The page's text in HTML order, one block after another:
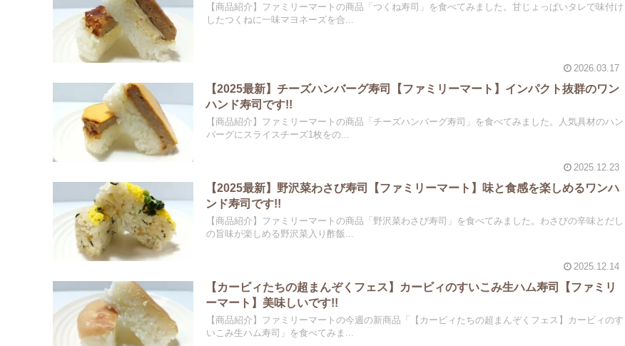
【商品紹介】ファミリーマートの商品「つくね寿司」を食べてみました。甘じょっぱいタレで味付け
したつくねに一味マヨネーズを合...
2026.03.17
【2025最新】チーズハンバーグ寿司【ファミリーマート】インパクト抜群のワン
ハンド寿司です!!
【商品紹介】ファミリーマートの商品「チーズハンバーグ寿司」を食べてみました。人気具材のハン
バーグにスライスチーズ1枚をの...
2025.12.23
【2025最新】野沢菜わさび寿司【ファミリーマート】味と食感を楽しめるワンハ
ンド寿司です!!
【商品紹介】ファミリーマートの商品「野沢菜わさび寿司」を食べてみました。わさびの辛味とだし
の旨味が楽しめる野沢菜入り酢飯...
2025.12.14
【カービィたちの超まんぞくフェス】カービィのすいこみ生ハム寿司【ファミリ
ーマート】美味しいです!!
【商品紹介】ファミリーマートの今週の新商品「【カービィたちの超まんぞくフェス】カービィのす
いこみ生ハム寿司」を食べてみま...